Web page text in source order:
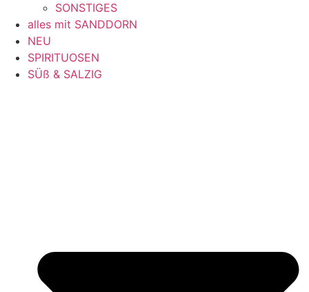
SONSTIGES
alles mit SANDDORN
NEU
SPIRITUOSEN
SÜß & SALZIG